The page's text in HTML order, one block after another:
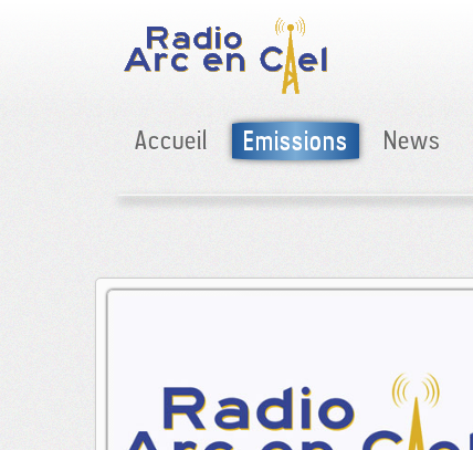
Accueil Emissions News